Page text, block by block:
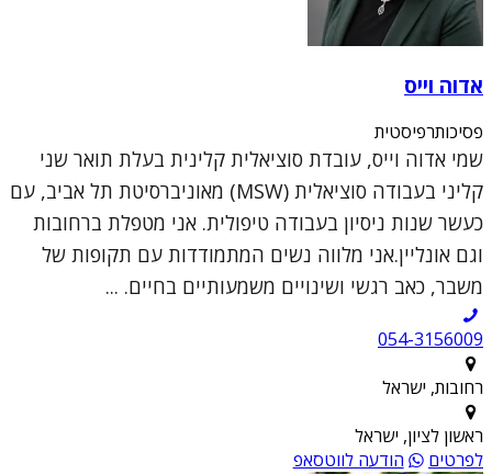
אדוה וייס
פסיכותרפיסטית
שמי אדוה וייס, עובדת סוציאלית קלינית בעלת תואר שני
קליני בעבודה סוציאלית (MSW) מאוניברסיטת תל אביב, עם
כעשר שנות ניסיון בעבודה טיפולית. אני מטפלת ברחובות
וגם אונליין.אני מלווה נשים המתמודדות עם תקופות של
משבר, כאב רגשי ושינויים משמעותיים בחיים. ...
054-3156009
רחובות, ישראל
ראשון לציון, ישראל
לפרטים
הודעה לווטסאפ